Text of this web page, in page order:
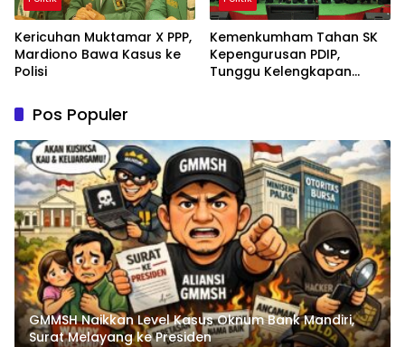
Kericuhan Muktamar X PPP,
Mardiono Bawa Kasus ke
Polisi
Kemenkumham Tahan SK
Kepengurusan PDIP,
Tunggu Kelengkapan
Pos Populer
GMMSH Naikkan Level Kasus Oknum Bank Mandiri,
Surat Melayang ke Presiden